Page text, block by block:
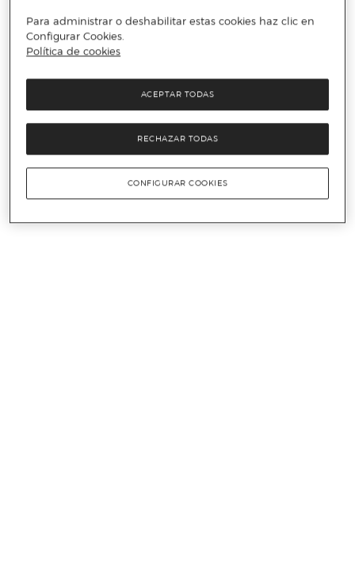
Para administrar o deshabilitar estas cookies haz clic en
Configurar Cookies.
Política de cookies
RECHAZAR TODAS
ACEPTAR TODAS
CONFIGURAR COOKIES